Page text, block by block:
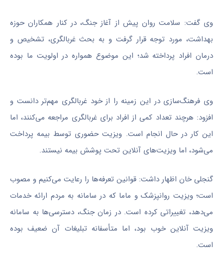
وی گفت: سلامت روان پیش از آغاز جنگ، در کنار همکاران حوزه
بهداشت، مورد توجه قرار گرفت و به بحث غربالگری، تشخیص و
درمان افراد پرداخته شد؛ این موضوع همواره در اولویت ما بوده
است.
وی فرهنگ‌سازی در این زمینه را از خود غربالگری مهم‌تر دانست و
افزود: هرچند تعداد کمی از افراد برای غربالگری مراجعه می‌کنند، اما
این کار در حال انجام است. ویزیت حضوری توسط بیمه پرداخت
می‌شود، اما ویزیت‌های آنلاین تحت پوشش بیمه نیستند.
گنجلی خان اظهار داشت: قوانین تعرفه‌ها را رعایت می‌کنیم و مصوب
است؛ ویزیت روانپزشک و ماما که در سامانه به مردم ارائه خدمات
می‌دهد، تغییراتی کرده است. در زمان جنگ، دسترسی‌ها به سامانه
ویزیت آنلاین خوب بود، اما متأسفانه تبلیغات آن ضعیف بوده
است.